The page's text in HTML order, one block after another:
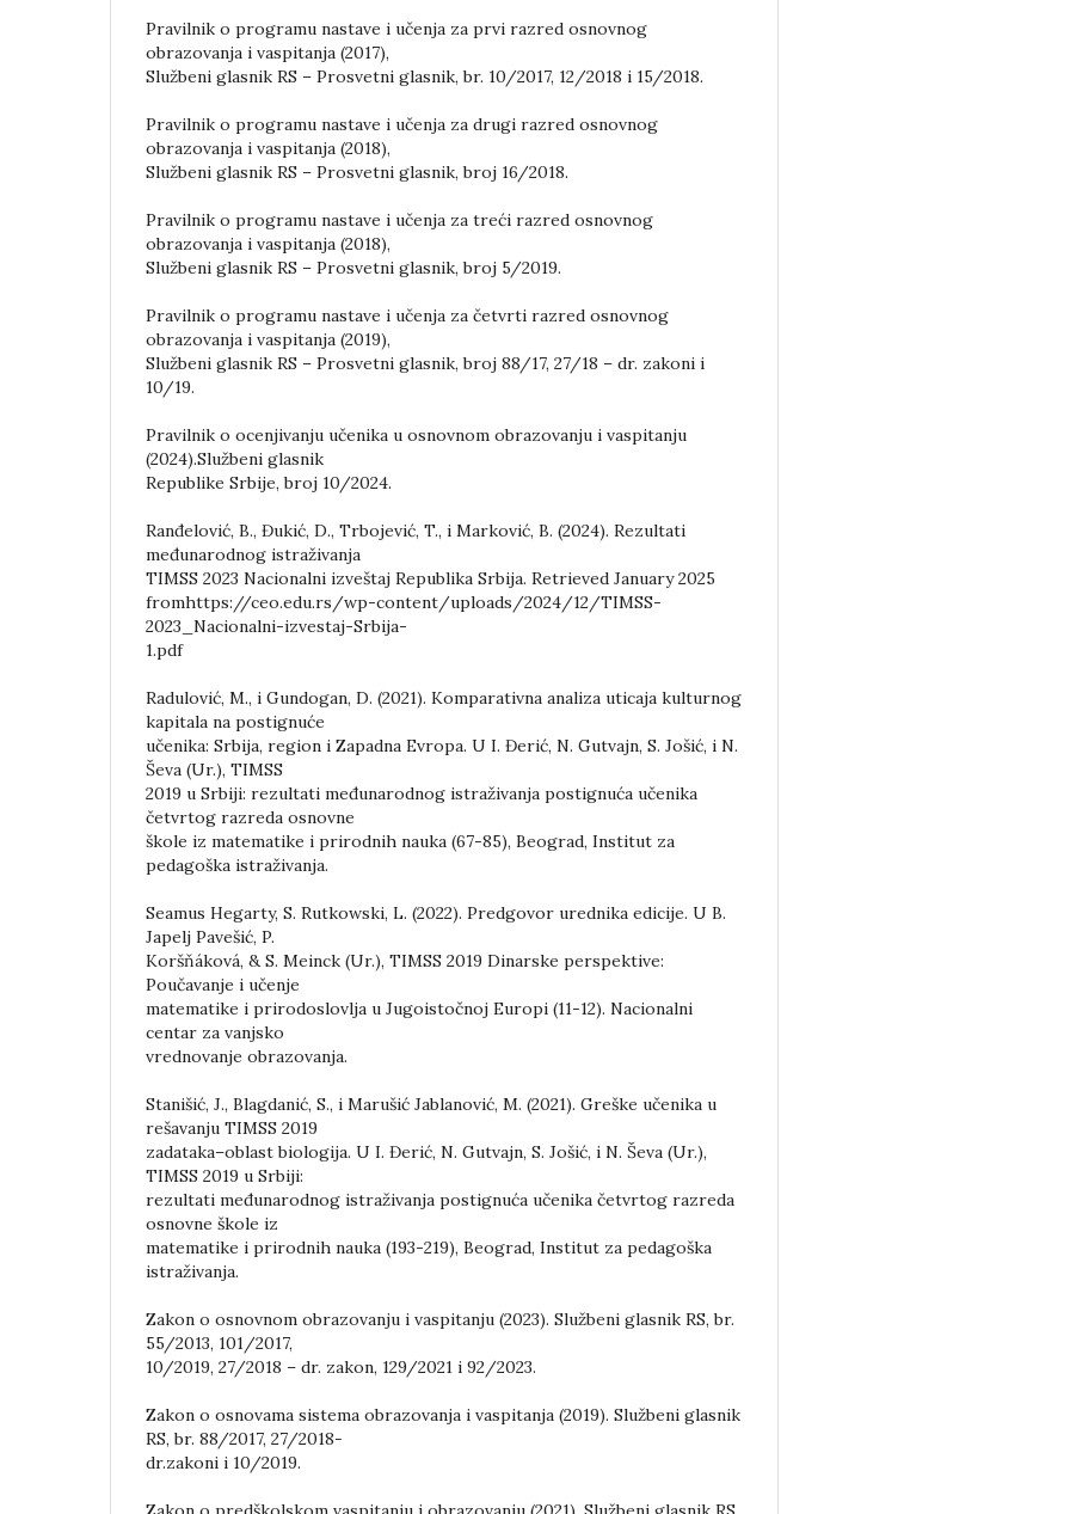
Pravilnik o programu nastave i učenja za prvi razred osnovnog
obrazovanja i vaspitanja (2017),
Službeni glasnik RS – Prosvetni glasnik, br. 10/2017, 12/2018 i 15/2018.
Pravilnik o programu nastave i učenja za drugi razred osnovnog
obrazovanja i vaspitanja (2018),
Službeni glasnik RS – Prosvetni glasnik, broj 16/2018.
Pravilnik o programu nastave i učenja za treći razred osnovnog
obrazovanja i vaspitanja (2018),
Službeni glasnik RS – Prosvetni glasnik, broj 5/2019.
Pravilnik o programu nastave i učenja za četvrti razred osnovnog
obrazovanja i vaspitanja (2019),
Službeni glasnik RS – Prosvetni glasnik, broj 88/17, 27/18 – dr. zakoni i
10/19.
Pravilnik o ocenjivanju učenika u osnovnom obrazovanju i vaspitanju
(2024).Službeni glasnik
Republike Srbije, broj 10/2024.
Ranđelović, B., Đukić, D., Trbojević, T., i Marković, B. (2024). Rezultati
međunarodnog istraživanja
TIMSS 2023 Nacionalni izveštaj Republika Srbija. Retrieved January 2025
fromhttps://ceo.edu.rs/wp-content/uploads/2024/12/TIMSS-
2023_Nacionalni-izvestaj-Srbija-
1.pdf
Radulović, M., i Gundogan, D. (2021). Komparativna analiza uticaja kulturnog
kapitala na postignuće
učenika: Srbija, region i Zapadna Evropa. U I. Đerić, N. Gutvajn, S. Jošić, i N.
Ševa (Ur.), TIMSS
2019 u Srbiji: rezultati međunarodnog istraživanja postignuća učenika
četvrtog razreda osnovne
škole iz matematike i prirodnih nauka (67-85), Beograd, Institut za
pedagoška istraživanja.
Seamus Hegarty, S. Rutkowski, L. (2022). Predgovor urednika edicije. U B.
Japelj Pavešić, P.
Koršňáková, & S. Meinck (Ur.), TIMSS 2019 Dinarske perspektive:
Poučavanje i učenje
matematike i prirodoslovlja u Jugoistočnoj Europi (11-12). Nacionalni
centar za vanjsko
vrednovanje obrazovanja.
Stanišić, J., Blagdanić, S., i Marušić Jablanović, M. (2021). Greške učenika u
rešavanju TIMSS 2019
zadataka–oblast biologija. U I. Đerić, N. Gutvajn, S. Jošić, i N. Ševa (Ur.),
TIMSS 2019 u Srbiji:
rezultati međunarodnog istraživanja postignuća učenika četvrtog razreda
osnovne škole iz
matematike i prirodnih nauka (193-219), Beograd, Institut za pedagoška
istraživanja.
Zakon o osnovnom obrazovanju i vaspitanju (2023). Službeni glasnik RS, br.
55/2013, 101/2017,
10/2019, 27/2018 – dr. zakon, 129/2021 i 92/2023.
Zakon o osnovama sistema obrazovanja i vaspitanja (2019). Službeni glasnik
RS, br. 88/2017, 27/2018-
dr.zakoni i 10/2019.